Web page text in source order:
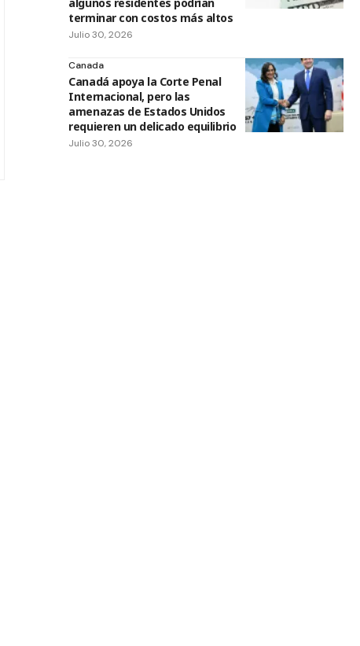
terminar con costos más altos
Julio 30, 2026
Canada
Canadá apoya la Corte Penal
Internacional, pero las
amenazas de Estados Unidos
requieren un delicado equilibrio
Julio 30, 2026